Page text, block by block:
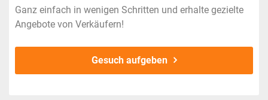
Ganz einfach in wenigen Schritten und erhalte gezielte
Angebote von Verkäufern!
Gesuch aufgeben